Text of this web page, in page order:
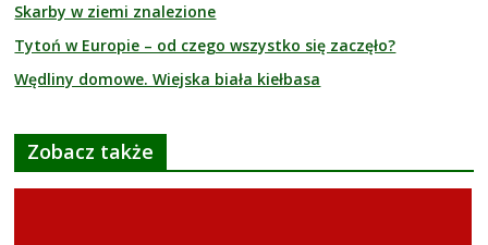
Skarby w ziemi znalezione
Tytoń w Europie – od czego wszystko się zaczęło?
Wędliny domowe. Wiejska biała kiełbasa
Zobacz także